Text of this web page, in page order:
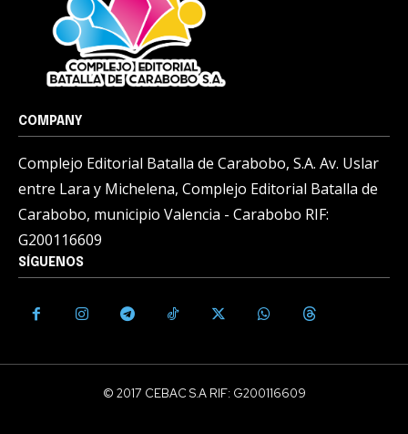
COMPANY
Complejo Editorial Batalla de Carabobo, S.A. Av. Uslar
entre Lara y Michelena, Complejo Editorial Batalla de
Carabobo, municipio Valencia - Carabobo RIF:
G200116609
SÍGUENOS
© 2017 CEBAC S.A RIF: G200116609